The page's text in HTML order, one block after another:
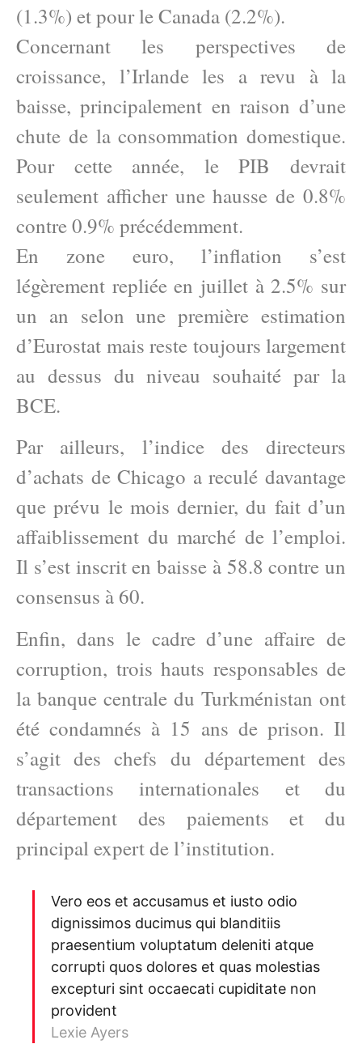
(1.3%) et pour le Canada (2.2%).
Concernant les perspectives de
croissance, l’Irlande les a revu à la
baisse, principalement en raison d’une
chute de la consommation domestique.
Pour cette année, le PIB devrait
seulement afficher une hausse de 0.8%
contre 0.9% précédemment.
En zone euro, l’inflation s’est
légèrement repliée en juillet à 2.5% sur
un an selon une première estimation
d’Eurostat mais reste toujours largement
au dessus du niveau souhaité par la
BCE.
Par ailleurs, l’indice des directeurs
d’achats de Chicago a reculé davantage
que prévu le mois dernier, du fait d’un
affaiblissement du marché de l’emploi.
Il s’est inscrit en baisse à 58.8 contre un
consensus à 60.
Enfin, dans le cadre d’une affaire de
corruption, trois hauts responsables de
la banque centrale du Turkménistan ont
été condamnés à 15 ans de prison. Il
s’agit des chefs du département des
transactions internationales et du
département des paiements et du
principal expert de l’institution.
Vero eos et accusamus et iusto odio
dignissimos ducimus qui blanditiis
praesentium voluptatum deleniti atque
corrupti quos dolores et quas molestias
excepturi sint occaecati cupiditate non
provident
Lexie Ayers